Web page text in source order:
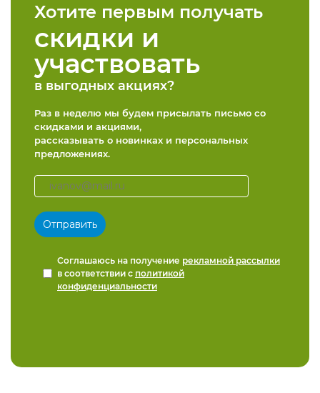
Хотите первым получать
скидки и
участвовать
в выгодных акциях?
Раз в неделю мы будем присылать письмо со
скидками и акциями,
рассказывать о новинках и персональных
предложениях.
Соглашаюсь на получение рекламной рассылки
в соответствии с политикой
конфиденциальности